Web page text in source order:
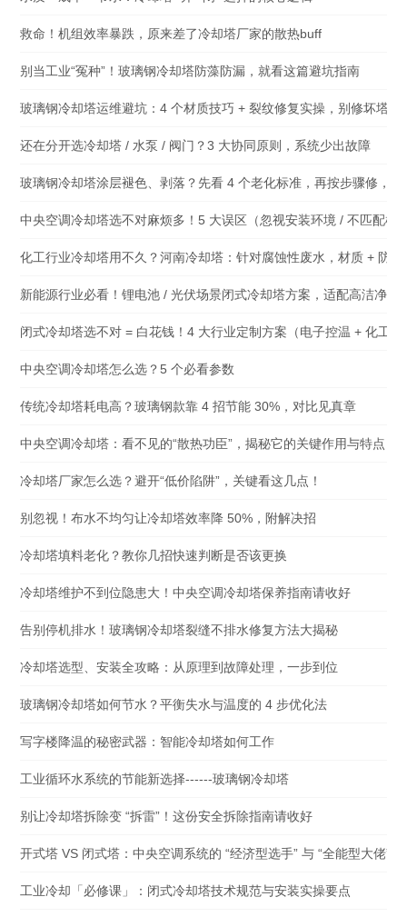
救命！机组效率暴跌，原来差了冷却塔厂家的散热buff
别当工业“冤种”！玻璃钢冷却塔防藻防漏，就看这篇避坑指南
玻璃钢冷却塔运维避坑：4 个材质技巧 + 裂纹修复实操，别修坏塔体
还在分开选冷却塔 / 水泵 / 阀门？3 大协同原则，系统少出故障
玻璃钢冷却塔涂层褪色、剥落？先看 4 个老化标准，再按步骤修，省
中央空调冷却塔选不对麻烦多！5 大误区（忽视安装环境 / 不匹配机
化工行业冷却塔用不久？河南冷却塔：针对腐蚀性废水，材质 + 防
新能源行业必看！锂电池 / 光伏场景闭式冷却塔方案，适配高洁净 +
闭式冷却塔选不对 = 白花钱！4 大行业定制方案（电子控温 + 化工
中央空调冷却塔怎么选？5 个必看参数
传统冷却塔耗电高？玻璃钢款靠 4 招节能 30%，对比见真章
中央空调冷却塔：看不见的“散热功臣”，揭秘它的关键作用与特点
冷却塔厂家怎么选？避开“低价陷阱”，关键看这几点！
别忽视！布水不均匀让冷却塔效率降 50%，附解决招
冷却塔填料老化？教你几招快速判断是否该更换
冷却塔维护不到位隐患大！中央空调冷却塔保养指南请收好
告别停机排水！玻璃钢冷却塔裂缝不排水修复方法大揭秘
冷却塔选型、安装全攻略：从原理到故障处理，一步到位
玻璃钢冷却塔如何节水？平衡失水与温度的 4 步优化法
写字楼降温的秘密武器：智能冷却塔如何工作
工业循环水系统的节能新选择------玻璃钢冷却塔
别让冷却塔拆除变 “拆雷”！这份安全拆除指南请收好
开式塔 VS 闭式塔：中央空调系统的 “经济型选手” 与 “全能型大佬”
工业冷却「必修课」：闭式冷却塔技术规范与安装实操要点